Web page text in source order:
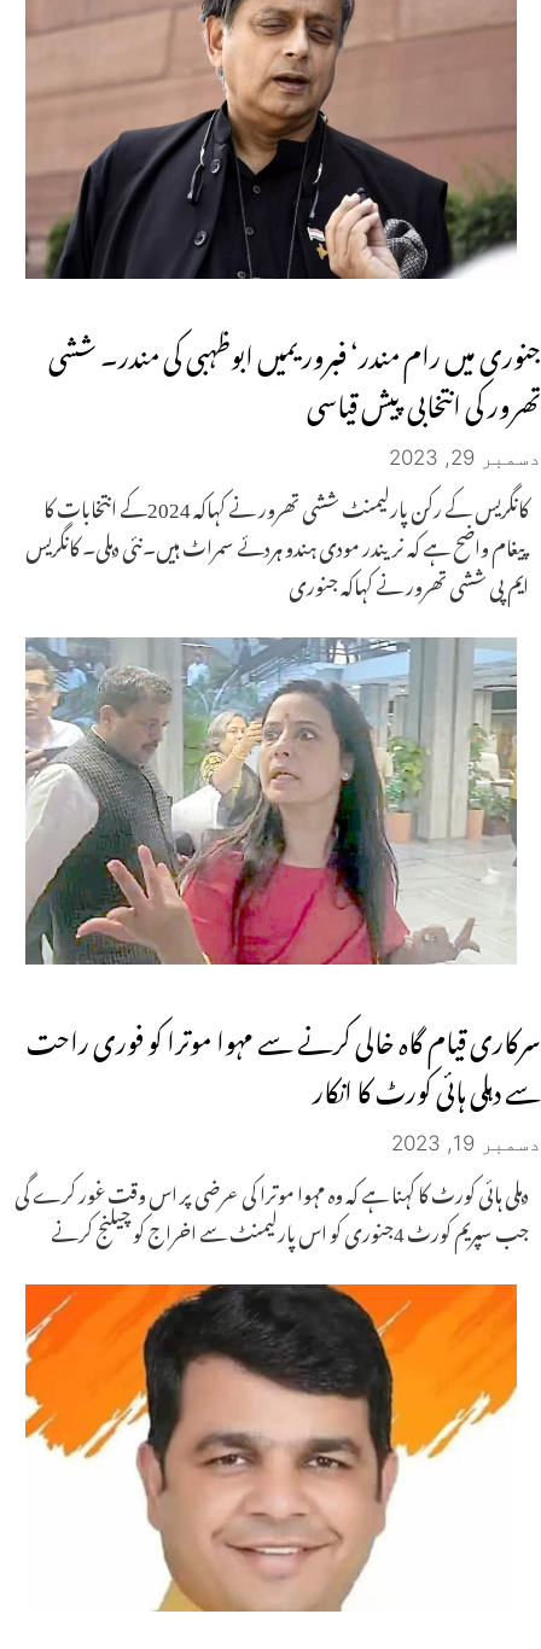
جنوری میں رام مندر‘ فبروریمیں ابوظہبی کی مندر۔ ششی
تھرور کی انتخابی پیش قیاسی
دسمبر 29, 2023
کانگریس کے رکن پارلیمنٹ ششی تھرور نے کہاکہ 2024کے انتخابات کا
پیغام واضح ہے کہ نریندر مودی ہندو ہردئے سمراٹ ہیں۔نئی دہلی۔ کانگریس
ایم پی ششی تھرور نے کہاکہ جنوری
سرکاری قیام گاہ خالی کرنے سے مہوا موترا کو فوری راحت
سے دہلی ہائی کورٹ کا انکار
دسمبر 19, 2023
دہلی ہائی کورٹ کا کہنا ہے کہ وہ مہوا موترا کی عرضی پر اس وقت غور کرے گی
جب سپریم کورٹ 4جنوری کو اس پارلیمنٹ سے اخراج کو چیلنج کرنے